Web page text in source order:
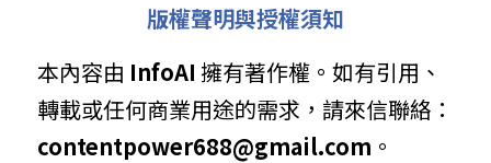
版權聲明與授權須知
本內容由 InfoAI 擁有著作權。如有引用、
contentpower688@gmail.com 。